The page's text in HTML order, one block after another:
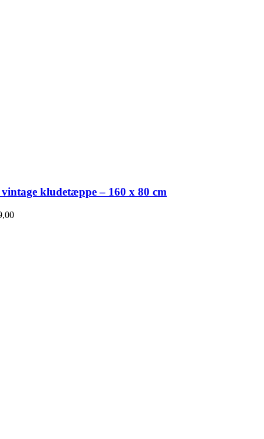
vintage kludetæppe – 160 x 80 cm